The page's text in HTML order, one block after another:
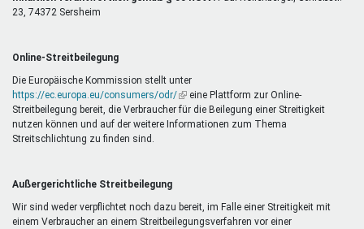
23, 74372 Sersheim
Online-Streitbeilegung
Die Europäische Kommission stellt unter
https://ec.europa.eu/consumers/odr/(Link
ist
extern)
eine Plattform zur Online-
Streitbeilegung bereit, die Verbraucher für die Beilegung einer Streitigkeit
nutzen können und auf der weitere Informationen zum Thema
Streitschlichtung zu finden sind.
Außergerichtliche Streitbeilegung
Wir sind weder verpflichtet noch dazu bereit, im Falle einer Streitigkeit mit
einem Verbraucher an einem Streitbeilegungsverfahren vor einer